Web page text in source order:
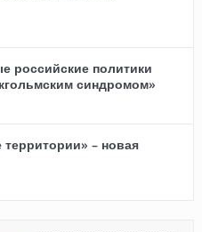
российские политики
синдромом»
– новая